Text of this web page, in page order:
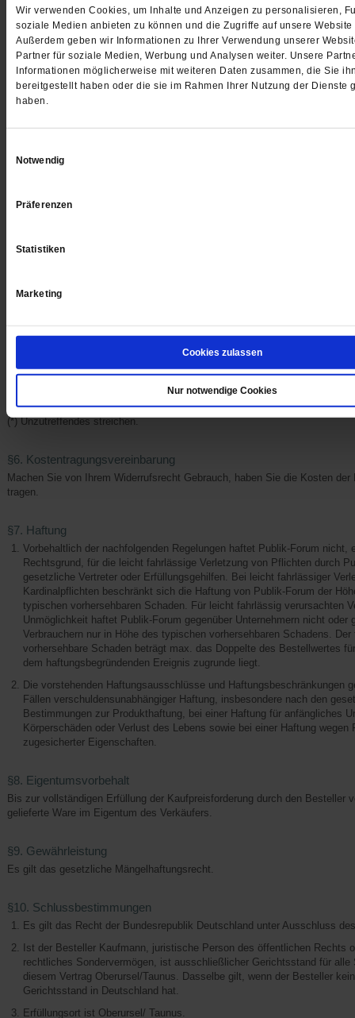
Wir verwenden Cookies, um Inhalte und Anzeigen zu personalisieren,
soziale Medien anbieten zu können und die Zugriffe auf unsere
Außerdem geben wir Informationen zu Ihrer Verwendung unserer
Partner für soziale Medien, Werbung und Analysen weiter. Unsere
Informationen möglicherweise mit weiteren Daten zusammen, die Sie
bereitgestellt haben oder die sie im Rahmen Ihrer Nutzung der Dienste
haben.
Notwendig
Präferenzen
Statistiken
Marketing
Cookies zulassen
Nur notwendige Cookies
Abonnements 200 Euro nicht übersteigt sowie bei der Lieferung
Zeitschriften und Illustrierten.
Für digitale Inhalte (Weisheitsletter, Premium-Zugang) besteht kein
Widerrufsformular
(Wenn Sie den Vertrag widerrufen wollen, dann füllen Sie bitte dieses
Postfach 2010,
E-Mailverlag@publik-forum.de
folgenden Waren (*)/die Erbringung der folgenden Dienstleistung (*):
Anschrift des/der Verbraucher(s):
_________________
_________________
..........................
(*) Unzutreffendes streichen.
§6. Kostentragungsvereinbarung
Machen Sie von Ihrem Widerrufsrecht Gebrauch, haben Sie die Kosten der
tragen.
§7. Haftung
Vorbehaltlich der nachfolgenden Regelungen haftet Publik-Forum nicht,
Rechtsgrund, für die leicht fahrlässige Verletzung von Pflichten durch
gesetzliche Vertreter oder Erfüllungsgehilfen. Bei leicht fahrlässiger
Kardinalpflichten beschränkt sich die Haftung von Publik-Forum der
typischen vorhersehbaren Schaden. Für leicht fahrlässig verursachten
Unmöglichkeit haftet Publik-Forum gegenüber Unternehmern nicht oder
Verbrauchern nur in Höhe des typischen vorhersehbaren Schadens.
vorhersehbare Schaden beträgt max. das Doppelte des Bestellwertes
dem haftungsbegründenden Ereignis zugrunde liegt.
Die vorstehenden Haftungsausschlüsse und Haftungsbeschränkungen
Fällen verschuldensunabhängiger Haftung, insbesondere nach den
Bestimmungen zur Produkthaftung, bei einer Haftung für anfängliches
Körperschäden oder Verlust des Lebens sowie bei einer Haftung wegen
zugesicherter Eigenschaften.
§8. Eigentumsvorbehalt
Bis zur vollständigen Erfüllung der Kaufpreisforderung durch den Besteller
gelieferte Ware im Eigentum des Verkäufers.
§9. Gewährleistung
Es gilt das gesetzliche Mängelhaftungsrecht.
§10. Schlussbestimmungen
Es gilt das Recht der Bundesrepublik Deutschland unter Ausschluss
Ist der Besteller Kaufmann, juristische Person des öffentlichen Rechts
rechtliches Sondervermögen, ist ausschließlicher Gerichtsstand für alle
diesem Vertrag Oberursel/Taunus. Dasselbe gilt, wenn der Besteller
Gerichtsstand in Deutschland hat.
Erfüllungsort ist Oberursel/ Taunus.